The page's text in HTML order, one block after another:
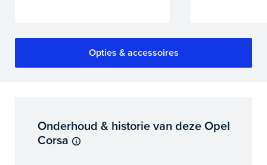
Opties & accessoires
Onderhoud & historie van deze Opel
Corsa